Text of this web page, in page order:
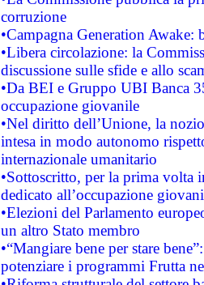
corruzione
•Campagna Generation
•Libera circolazione: la
discussione sulle sfide e allo
•Da BEI e Gruppo UBI Banca
occupazione giovanile
•Nel diritto dell’Unione, la
intesa in modo autonomo
internazionale umanitario
•Sottoscritto, per la prima volta
dedicato all’occupazione
•Elezioni del Parlamento
un altro Stato membro
•“Mangiare bene per stare
potenziare i programmi Frutta